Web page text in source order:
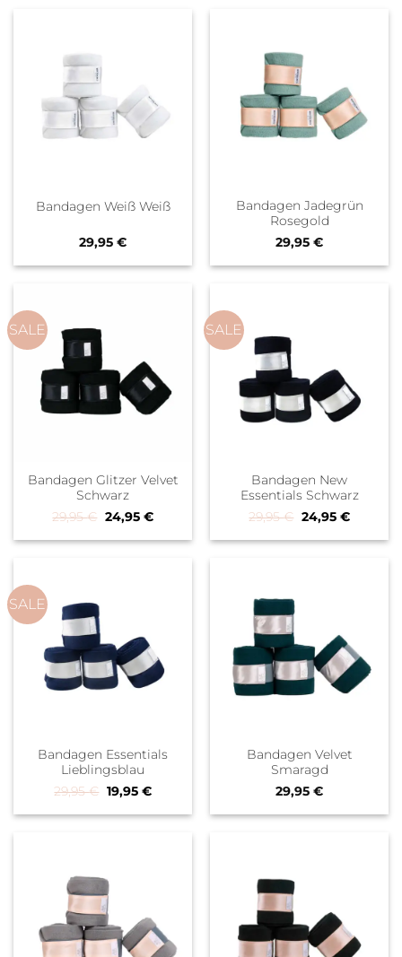
Bandagen Weiß Weiß
29,95 €
Bandagen Jadegrün
Rosegold
29,95 €
SALE
Bandagen Glitzer Velvet
Schwarz
29,95€ Ursprünglicher Preis war: 29,95 €
24,95 €Aktueller Preis ist: 24,95 €.
SALE
Bandagen New
Essentials Schwarz
29,95€ Ursprünglicher
24,95 €
SALE
Bandagen Essentials
Lieblingsblau
29,95€ Ursprünglicher Preis war: 29,95 €
19,95 €Aktueller Preis ist: 19,95 €.
Bandagen Velvet
Smaragd
29,95 €